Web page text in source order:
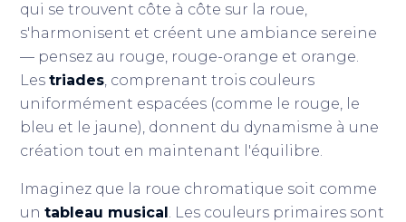
qui se trouvent côte à côte sur la roue,
s'harmonisent et créent une ambiance sereine
— pensez au rouge, rouge-orange et orange.
Lestriades, comprenant trois couleurs
uniformément espacées (comme le rouge, le
bleu et le jaune), donnent du dynamisme à une
création tout en maintenant l'équilibre.
Imaginez que la roue chromatique soit comme
untableau musical. Les couleurs primaires sont